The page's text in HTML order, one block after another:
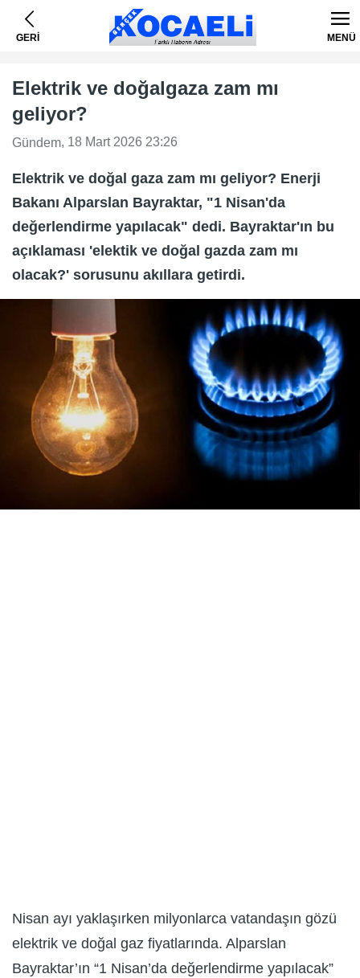
GERİ MENÜ
Elektrik ve doğalgaza zam mı
geliyor?
Gündem, 18 Mart 2026 23:26
Elektrik ve doğal gaza zam mı geliyor? Enerji
Bakanı Alparslan Bayraktar, "1 Nisan'da
değerlendirme yapılacak" dedi. Bayraktar'ın bu
açıklaması 'elektik ve doğal gazda zam mı
olacak?' sorusunu akıllara getirdi.
Nisan ayı yaklaşırken milyonlarca vatandaşın gözü
elektrik ve doğal gaz fiyatlarında. Alparslan
Bayraktar’ın “1 Nisan’da değerlendirme yapılacak”